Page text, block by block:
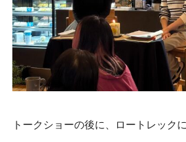
トークショーの後に、ロートレック